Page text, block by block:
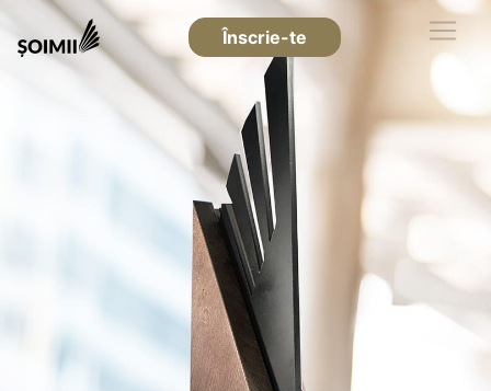
Înscrie-te